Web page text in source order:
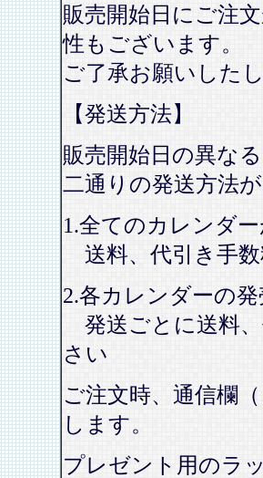
販売開始日にご注
性もございます。
ご了承お願いした
【発送方法】
販売開始日の異な
二通りの発送方法
1.全てのカレンダ
送料、代引き手
2.各カレンダーの
発送ごとに送料
さい
ご注文時、通信欄
します。
プレゼント用のラ